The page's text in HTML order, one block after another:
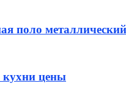
поло
кухни цены